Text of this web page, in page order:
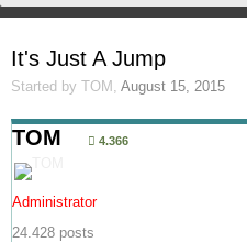
It's Just A Jump
Started by TOM August 15, 2015
TOM 4.366
Administrator
24.428 posts